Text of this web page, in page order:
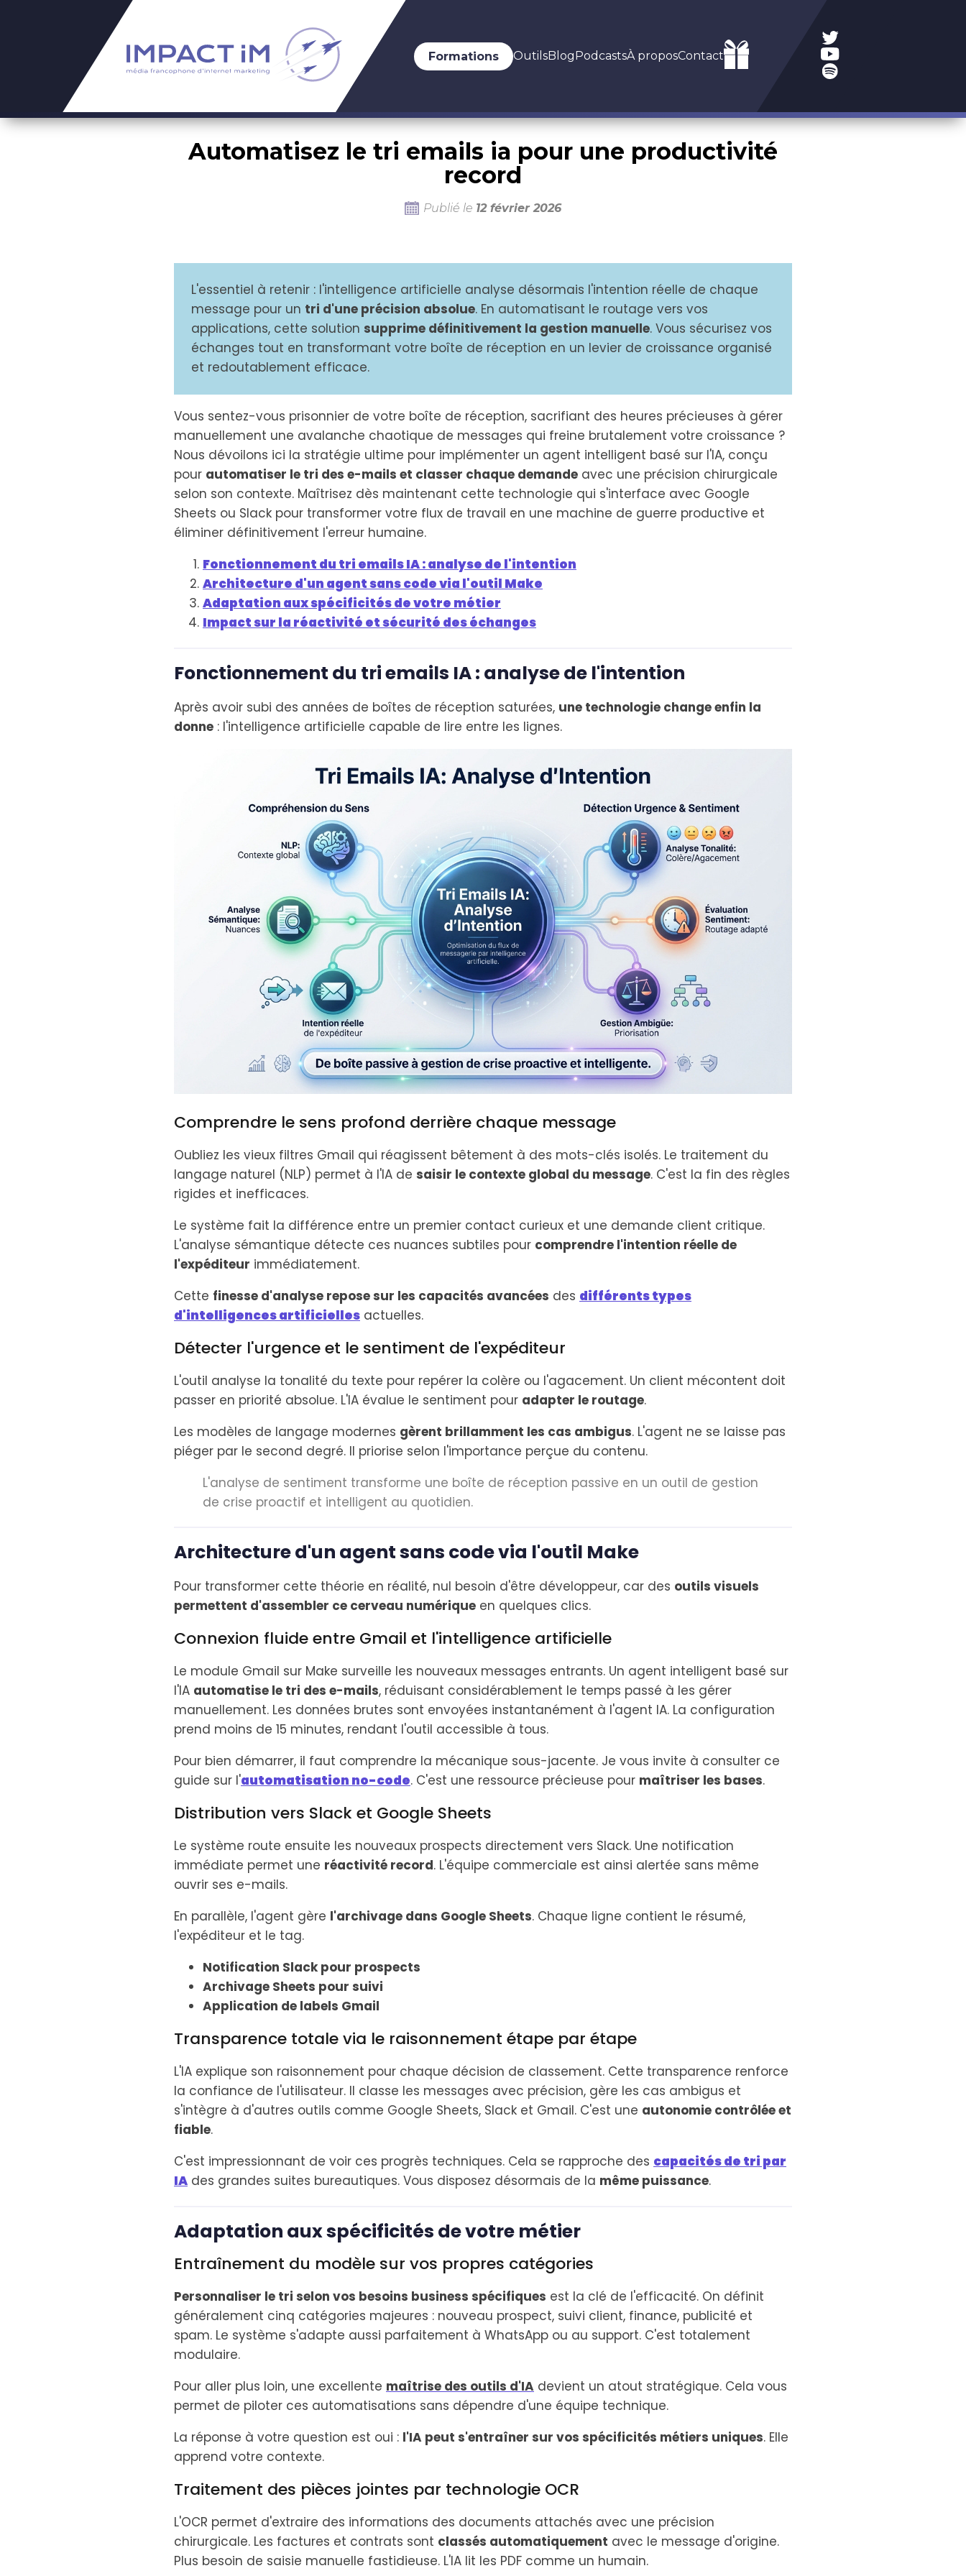
Formations OutilsBlogPodcastsÀ proposContact
Automatisez le tri emails ia pour une productivité
record
Publié le 12 février 2026
L'essentiel à retenir : l'intelligence artificielle analyse désormais l'intention réelle de chaque
message pour un tri d'une précision absolue. En automatisant le routage vers vos
applications, cette solution supprime définitivement la gestion manuelle. Vous sécurisez vos
échanges tout en transformant votre boîte de réception en un levier de croissance organisé
et redoutablement efficace.
Vous sentez-vous prisonnier de votre boîte de réception, sacrifiant des heures précieuses à gérer
manuellement une avalanche chaotique de messages qui freine brutalement votre croissance ?
Nous dévoilons ici la stratégie ultime pour implémenter un agent intelligent basé sur l'IA, conçu
pour automatiser le tri des e-mails et classer chaque demande avec une précision chirurgicale
selon son contexte. Maîtrisez dès maintenant cette technologie qui s'interface avec Google
Sheets ou Slack pour transformer votre flux de travail en une machine de guerre productive et
éliminer définitivement l'erreur humaine.
Fonctionnement du tri emails IA : analyse de l'intention
Architecture d'un agent sans code via l'outil Make
Adaptation aux spécificités de votre métier
Impact sur la réactivité et sécurité des échanges
Fonctionnement du tri emails IA : analyse de l'intention
Après avoir subi des années de boîtes de réception saturées, une technologie change enfin la
donne : l'intelligence artificielle capable de lire entre les lignes.
Comprendre le sens profond derrière chaque message
Oubliez les vieux filtres Gmail qui réagissent bêtement à des mots-clés isolés. Le traitement du
langage naturel (NLP) permet à l'IA de saisir le contexte global du message. C'est la fin des règles
rigides et inefficaces.
Le système fait la différence entre un premier contact curieux et une demande client critique.
L'analyse sémantique détecte ces nuances subtiles pour comprendre l'intention réelle de
l'expéditeur immédiatement.
Cette finesse d'analyse repose sur les capacités avancées des différents types
d'intelligences artificielles actuelles.
Détecter l'urgence et le sentiment de l'expéditeur
L'outil analyse la tonalité du texte pour repérer la colère ou l'agacement. Un client mécontent doit
passer en priorité absolue. L'IA évalue le sentiment pour adapter le routage.
Les modèles de langage modernes gèrent brillamment les cas ambigus. L'agent ne se laisse pas
piéger par le second degré. Il priorise selon l'importance perçue du contenu.
L'analyse de sentiment transforme une boîte de réception passive en un outil de gestion
de crise proactif et intelligent au quotidien.
Architecture d'un agent sans code via l'outil Make
Pour transformer cette théorie en réalité, nul besoin d'être développeur, car des outils visuels
permettent d'assembler ce cerveau numérique en quelques clics.
Connexion fluide entre Gmail et l'intelligence artificielle
Le module Gmail sur Make surveille les nouveaux messages entrants. Un agent intelligent basé sur
l'IA automatise le tri des e-mails, réduisant considérablement le temps passé à les gérer
manuellement. Les données brutes sont envoyées instantanément à l'agent IA. La configuration
prend moins de 15 minutes, rendant l'outil accessible à tous.
Pour bien démarrer, il faut comprendre la mécanique sous-jacente. Je vous invite à consulter ce
guide sur l'automatisation no-code. C'est une ressource précieuse pour maîtriser les bases.
Distribution vers Slack et Google Sheets
Le système route ensuite les nouveaux prospects directement vers Slack. Une notification
immédiate permet une réactivité record. L'équipe commerciale est ainsi alertée sans même
ouvrir ses e-mails.
En parallèle, l'agent gère l'archivage dans Google Sheets. Chaque ligne contient le résumé,
l'expéditeur et le tag.
Notification Slack pour prospects
Archivage Sheets pour suivi
Application de labels Gmail
Transparence totale via le raisonnement étape par étape
L'IA explique son raisonnement pour chaque décision de classement. Cette transparence renforce
la confiance de l'utilisateur. Il classe les messages avec précision, gère les cas ambigus et
s'intègre à d'autres outils comme Google Sheets, Slack et Gmail. C'est une autonomie contrôlée et
fiable.
C'est impressionnant de voir ces progrès techniques. Cela se rapproche des capacités de tri par
IA des grandes suites bureautiques. Vous disposez désormais de la même puissance.
Adaptation aux spécificités de votre métier
Entraînement du modèle sur vos propres catégories
Personnaliser le tri selon vos besoins business spécifiques est la clé de l'efficacité. On définit
généralement cinq catégories majeures : nouveau prospect, suivi client, finance, publicité et
spam. Le système s'adapte aussi parfaitement à WhatsApp ou au support. C'est totalement
modulaire.
Pour aller plus loin, une excellente maîtrise des outils d'IA devient un atout stratégique. Cela vous
permet de piloter ces automatisations sans dépendre d'une équipe technique.
La réponse à votre question est oui : l'IA peut s'entraîner sur vos spécificités métiers uniques. Elle
apprend votre contexte.
Traitement des pièces jointes par technologie OCR
L'OCR permet d'extraire des informations des documents attachés avec une précision
chirurgicale. Les factures et contrats sont classés automatiquement avec le message d'origine.
Plus besoin de saisie manuelle fastidieuse. L'IA lit les PDF comme un humain.